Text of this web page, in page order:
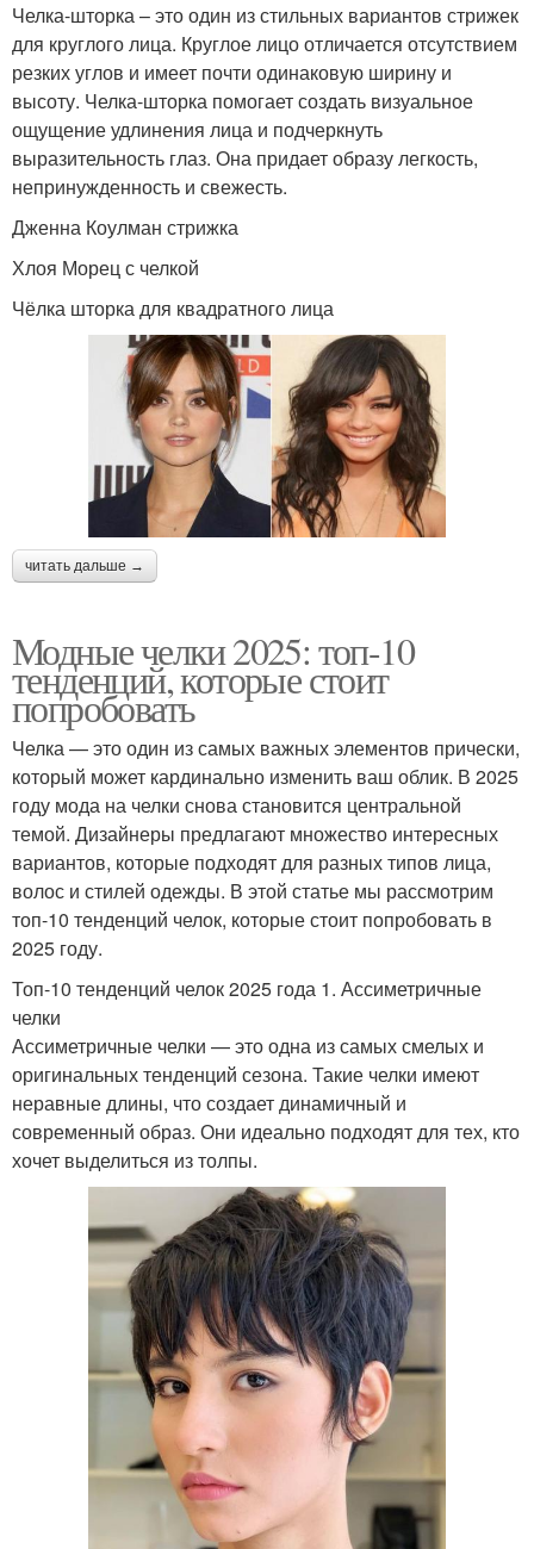
Челка-шторка – это один из стильных вариантов стрижек
для круглого лица. Круглое лицо отличается отсутствием
резких углов и имеет почти одинаковую ширину и
высоту. Челка-шторка помогает создать визуальное
ощущение удлинения лица и подчеркнуть
выразительность глаз. Она придает образу легкость,
непринужденность и свежесть.
Дженна Коулман стрижка
Хлоя Морец с челкой
Чёлка шторка для квадратного лица
читать дальше →
Модные челки 2025: топ-10
тенденций, которые стоит
попробовать
Челка — это один из самых важных элементов прически,
который может кардинально изменить ваш облик. В 2025
году мода на челки снова становится центральной
темой. Дизайнеры предлагают множество интересных
вариантов, которые подходят для разных типов лица,
волос и стилей одежды. В этой статье мы рассмотрим
топ-10 тенденций челок, которые стоит попробовать в
2025 году.
Топ-10 тенденций челок 2025 года 1. Ассиметричные
челки
Ассиметричные челки — это одна из самых смелых и
оригинальных тенденций сезона. Такие челки имеют
неравные длины, что создает динамичный и
современный образ. Они идеально подходят для тех, кто
хочет выделиться из толпы.